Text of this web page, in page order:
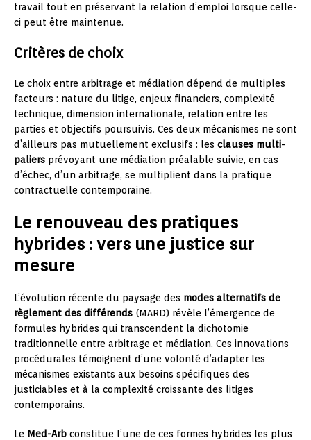
travail tout en préservant la relation d’emploi lorsque celle-
ci peut être maintenue.
Critères de choix
Le choix entre arbitrage et médiation dépend de multiples
facteurs : nature du litige, enjeux financiers, complexité
technique, dimension internationale, relation entre les
parties et objectifs poursuivis. Ces deux mécanismes ne sont
d’ailleurs pas mutuellement exclusifs : les clauses multi-
paliers prévoyant une médiation préalable suivie, en cas
d’échec, d’un arbitrage, se multiplient dans la pratique
contractuelle contemporaine.
Le renouveau des pratiques
hybrides : vers une justice sur
mesure
L’évolution récente du paysage des modes alternatifs de
règlement des différends (MARD) révèle l’émergence de
formules hybrides qui transcendent la dichotomie
traditionnelle entre arbitrage et médiation. Ces innovations
procédurales témoignent d’une volonté d’adapter les
mécanismes existants aux besoins spécifiques des
justiciables et à la complexité croissante des litiges
contemporains.
Le Med-Arb constitue l’une de ces formes hybrides les plus